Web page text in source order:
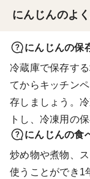
にんじんのよ
にんじんの保
冷蔵庫で保存す
てからキッチン
存しましょう。
トし、冷凍用の
にんじんの食
炒め物や煮物、
使うことができ1